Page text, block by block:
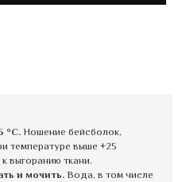
°C.Ношение бейсболок,
температуре выше +25
выгоранию ткани.
и мочить.Вода, в том числе